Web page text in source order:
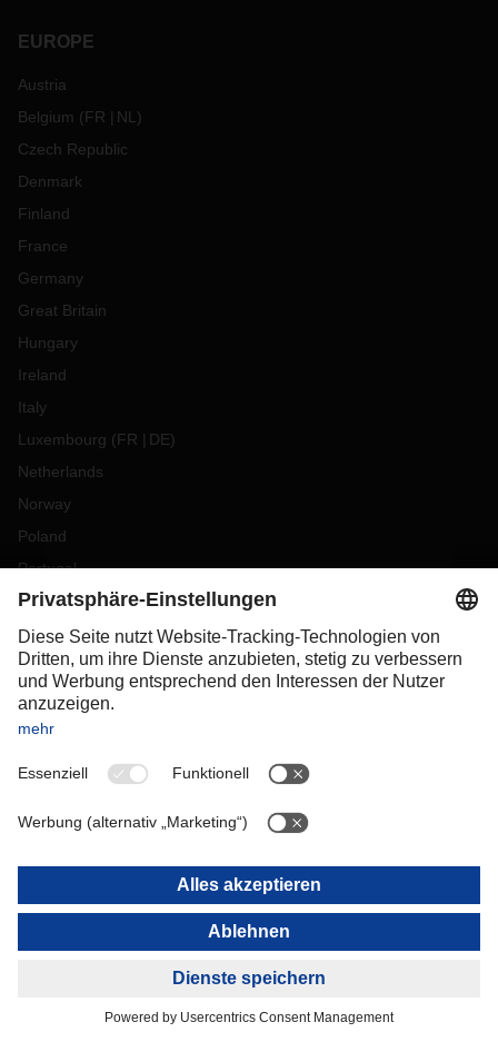
EUROPE
Austria
Belgium (FR NL )
Czech Republic
Denmark
Finland
France
Germany
Great Britain
Hungary
Ireland
Italy
Luxembourg (FR DE)
Netherlands
Norway
Poland
Portugal
Romania
Slovakia
Spain
Sweden
Switzerland
OCEANIA